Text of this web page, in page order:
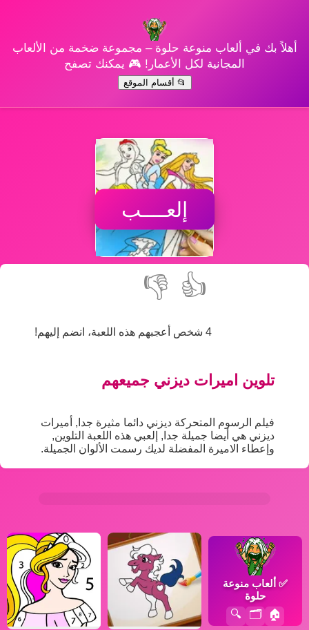
أهلاً بك في ألعاب منوعة حلوة – مجموعة ضخمة من الألعاب
المجانية لكل الأعمار! 🎮 يمكنك تصفح
📂 أقسام الموقع
إلعــــب
👍
👎
4 شخص أعجبهم هذه اللعبة، انضم إليهم!
تلوين اميرات ديزني جميعهم
فيلم الرسوم المتحركة ديزني دائما مثيرة جدا, أميرات
ديزني هي أيضا جميلة جدا, إلعبي هذه اللعبة التلوين,
وإعطاء الاميرة المفضلة لديك رسمت الألوان الجميلة.
✅ ألعاب منوعة
حلوة
🏠
🗂️
🔍